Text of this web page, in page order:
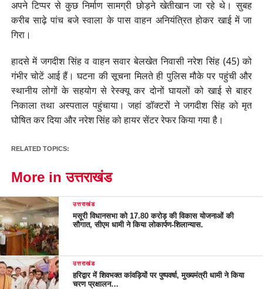
अपने टिप्पर से कुछ निर्माण सामग्री छोड़ने खेतीखान जा रहे थे। सुबह
करीब साढ़े पांच बजे स्वाला के पास वाहन अनियंत्रित होकर खाई में जा
गिरा।
हादसे में जगदीश सिंह व वाहन सवार बेलखेत निवासी नरेश सिंह (45) को
गंभीर चोटें आई हैं। घटना की सूचना मिलते ही पुलिस मौके पर पहुंची और
स्थानीय लोगों के सहयोग से रेस्क्यू कर दोनों घायलों को खाई से बाहर
निकाला तथा अस्पताल पहुंचाया। जहां डॉक्टरों ने जगदीश सिंह को मृत
घोषित कर दिया और नरेश सिंह को हायर सेंटर रेफर किया गया है।
RELATED TOPICS:
More in उत्तराखंड
उत्तराखंड
मसूरी विधानसभा को 17.80 करोड़ की विकास योजनाओं की
सौगात, सीएम धामी ने किया लोकार्पण-शिलान्यास.
उत्तराखंड
हरिद्वार में शिवभक्त कांवड़ियों पर पुष्पवर्षा, मुख्यमंत्री धामी ने किया
चरण प्रक्षालन…